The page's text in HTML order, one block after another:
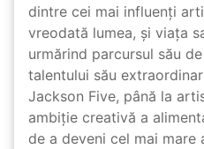
dintre cei mai influenți
vreodată lumea, și viața
urmărind parcursul său
talentului său
Jackson Five, până la
ambiție creativă a
de a deveni cel mai